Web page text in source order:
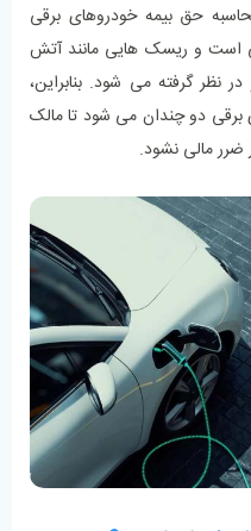
حق بیمه خودروهای برقی
است و ریسک‌ هایی مانند آتش
نظر گرفته می ‌شود. بنابراین،
برقی دو چندان می ‌شود تا مالک
ضرر مالی نشود.